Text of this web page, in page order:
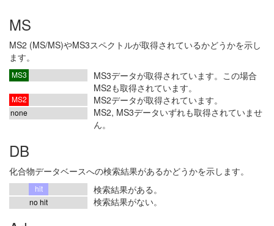
MS
MS2 (MS/MS)やMS3スペクトルが取得されているかどうかを示し
ます。
MS3
MS3データが取得されています。この場合
MS2も取得されています。
MS2 MS2データが取得されています。
none
MS2, MS3データいずれも取得されていませ
ん。
DB
化合物データベースへの検索結果があるかどうかを示します。
hit 検索結果がある。
no hit 検索結果がない。